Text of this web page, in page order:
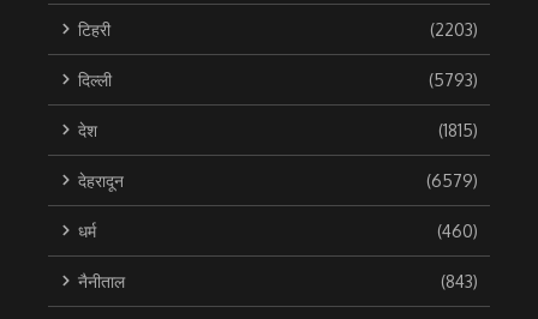
टिहरी (2203)
दिल्ली (5793)
देश (1815)
देहरादून (6579)
धर्म (460)
नैनीताल (843)